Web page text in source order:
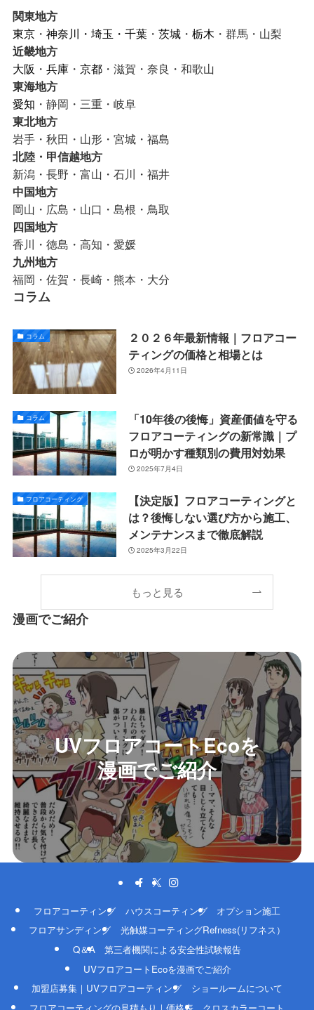
関東地方
東京・ 神奈川 ・ 埼玉 ・ 千葉・ 茨城・ 栃木 ・群馬・山梨
近畿地方
大阪 ・ 兵庫・ 京都・滋賀・奈良・和歌山
東海地方
愛知 ・静岡・三重・岐阜
東北地方
岩手・秋田・山形・宮城・福島
北陸・甲信越地方
新潟・長野・富山・石川・福井
中国地方
岡山・広島・山口・島根・鳥取
四国地方
香川・徳島・高知・愛媛
九州地方
福岡・佐賀・長崎・熊本・大分
コラム
コラム
２０２６年最新情報｜フロアコー
ティングの価格と相場とは
2026年4月11日
コラム
「10年後の後悔」資産価値を守る
フロアコーティングの新常識｜プ
ロが明かす種類別の費用対効果
2025年7月4日
フロアコーティング
【決定版】フロアコーティングと
は？後悔しない選び方から施工、
メンテナンスまで徹底解説
2025年3月22日
もっと見る
漫画でご紹介
UVフロアコートEcoを
漫画でご紹介
フロアコーティング ハウスコーティング
オプション施工
フロアサンディング
光触媒コーティングRefness(リフネス）
Q＆A
第三者機関による安全性試験報告
UVフロアコートEcoを漫画でご紹介
加盟店募集｜UVフロアコーティング
ショールームについて